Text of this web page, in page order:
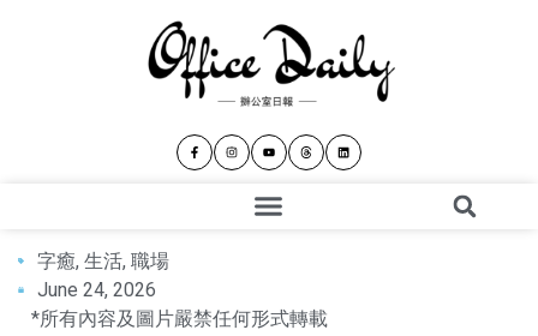
字癒, 生活, 職場
June 24, 2026
*所有內容及圖片嚴禁任何形式轉載